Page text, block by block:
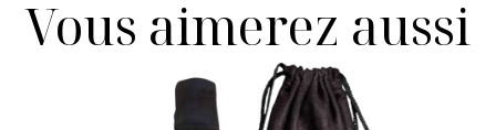
Vous aimerez aussi